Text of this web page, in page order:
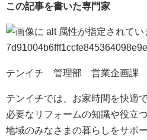
この記事を書いた専門家
テンイチ 管理部 営業企画課
テンイチでは、お家時間を快適
必要なリフォームの知識や役立
地域のみなさまの暮らしをサポ